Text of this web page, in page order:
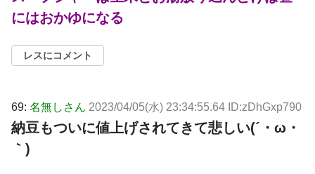
にはおかゆになる
レスにコメント
69: 名無しさん 2023/04/05(水) 23:34:55.64 ID:zDhGxp790
納豆もついに値上げされてきて悲しい(´・ω・
｀)